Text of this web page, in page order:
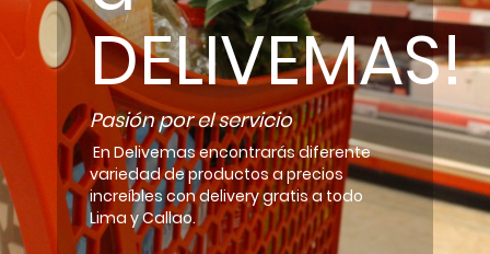
DELIVEMAS!
Pasión por el servicio
En Delivemas encontrarás diferente
variedad de productos a precios
increíbles con delivery gratis a todo
Lima y Callao.